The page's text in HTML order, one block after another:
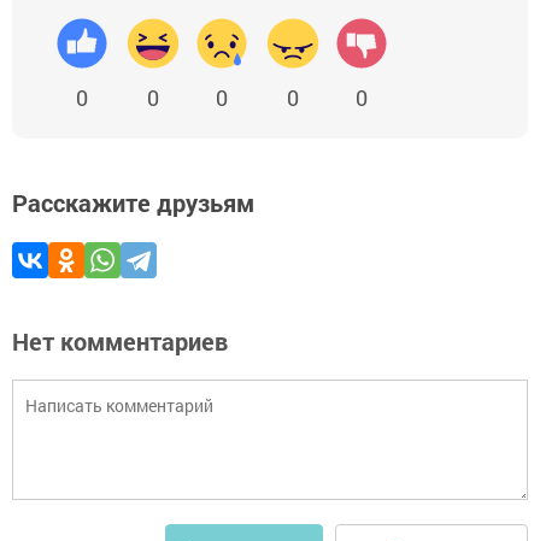
0 0 0 0 0
Расскажите друзьям
Нет комментариев